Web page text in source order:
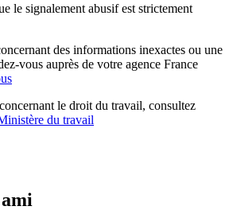
le signalement abusif est strictement
des informations inexactes ou une
vous auprès de votre agence France
le droit du travail, consultez
du travail